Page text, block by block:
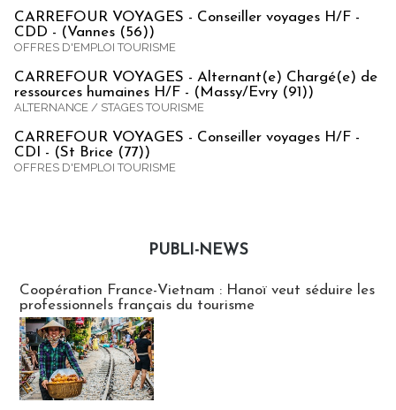
CARREFOUR VOYAGES - Conseiller voyages H/F -
CDD - (Vannes (56))
OFFRES D'EMPLOI TOURISME
CARREFOUR VOYAGES - Alternant(e) Chargé(e) de
ressources humaines H/F - (Massy/Evry (91))
ALTERNANCE / STAGES TOURISME
CARREFOUR VOYAGES - Conseiller voyages H/F -
CDI - (St Brice (77))
OFFRES D'EMPLOI TOURISME
PUBLI-NEWS
Coopération France-Vietnam : Hanoï veut séduire les
professionnels français du tourisme